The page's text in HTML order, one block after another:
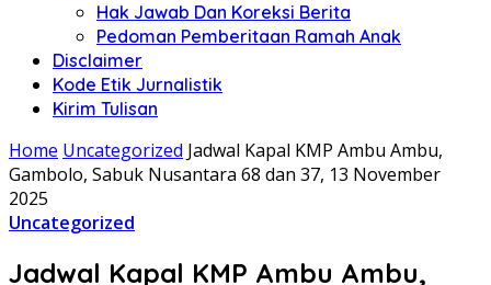
Hak Jawab Dan Koreksi Berita
Pedoman Pemberitaan Ramah Anak
Disclaimer
Kode Etik Jurnalistik
Kirim Tulisan
Home Uncategorized Jadwal Kapal KMP Ambu Ambu,
Gambolo, Sabuk Nusantara 68 dan 37, 13 November
2025
Uncategorized
Jadwal Kapal KMP Ambu Ambu,